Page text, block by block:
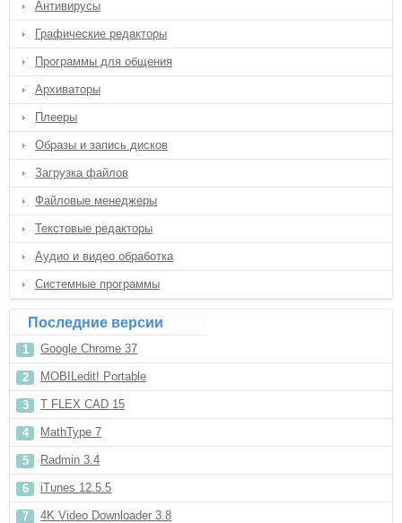
Антивирусы
Графические редакторы
Программы для общения
Архиваторы
Плееры
Образы и запись дисков
Загрузка файлов
Файловые менеджеры
Текстовые редакторы
Аудио и видео обработка
Системные программы
Последние версии
Google Chrome 37
MOBILedit! Portable
T FLEX CAD 15
MathType 7
Radmin 3.4
iTunes 12.5.5
4K Video Downloader 3.8